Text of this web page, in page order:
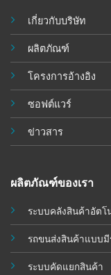
เกี่ยวกับบริษัท
ผลิตภัณฑ์
โครงการอ้างอิง
ซอฟต์แวร์
ข่าวสาร
ผลิตภัณฑ์ของเรา
ระบบคลังสินค้าอัตโ
รถขนส่งสินค้าแบบมี
ระบบคัดแยกสินค้า